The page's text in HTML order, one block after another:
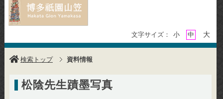
文字サイズ： 小 中 大
検索トップ 資料情報
松陰先生蹟墨写真